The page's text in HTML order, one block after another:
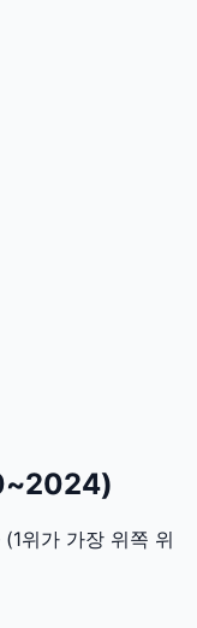
위가 가장 위쪽 위